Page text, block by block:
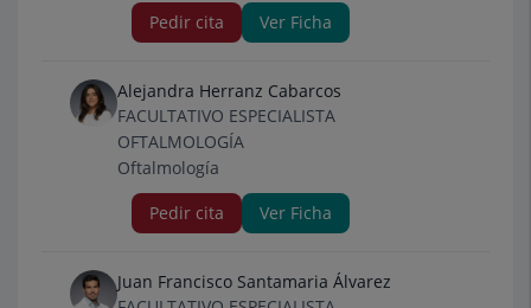
Pedir cita Ver Ficha
Alejandra Herranz Cabarcos
FACULTATIVO ESPECIALISTA
OFTALMOLOGÍA
Oftalmología
Pedir cita
Ver Ficha
Juan Francisco Santamaria Álvarez